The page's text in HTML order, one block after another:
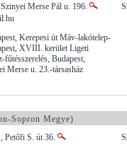
Merse Pál u. 196.
Kerepesi út Máv-lakótelep-
XVIII. kerület Ligeti
Budapest,
Merse u. 23.-társasház
Sopron Megye)
Petőfi S. út 36.